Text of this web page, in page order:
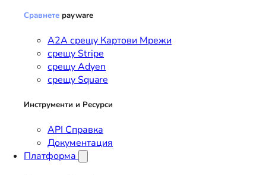
Сравнете payware
A2A срещу Картови Мрежи
срещу Stripe
срещу Adyen
срещу Square
Инструменти и Ресурси
API Справка
Документация
Платформа